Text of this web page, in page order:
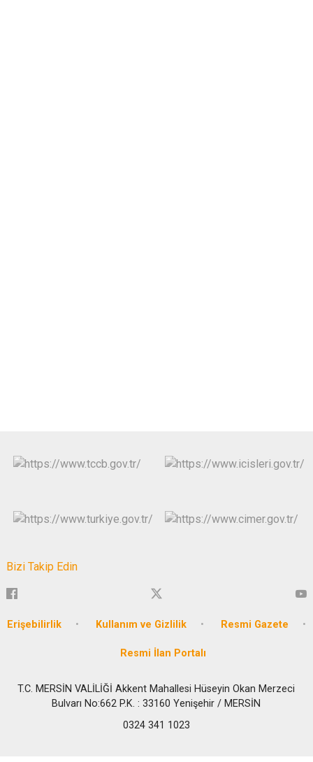
Bizi Takip Edin
Erişebilirlik Kullanım ve Gizlilik Resmi Gazete
Resmi İlan Portalı
T.C. MERSİN VALİLİĞİ Akkent Mahallesi Hüseyin Okan Merzeci
Bulvarı No:662 P.K. : 33160 Yenişehir / MERSİN
0324 341 1023